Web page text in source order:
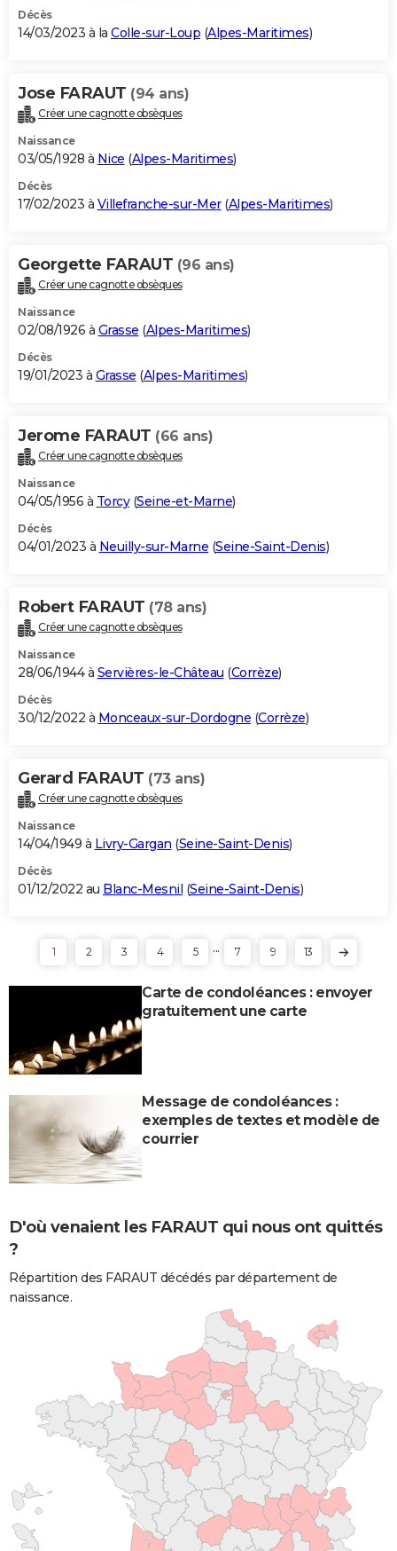
Décès
14/03/2023 à la Colle-sur-Loup (Alpes-Maritimes)
Jose FARAUT (94 ans)
Créer une cagnotte obsèques
Naissance
03/05/1928 à Nice (Alpes-Maritimes)
Décès
17/02/2023 à Villefranche-sur-Mer(Alpes-Maritimes)
Georgette FARAUT (96 ans)
Créer une cagnotte obsèques
Naissance
02/08/1926 à Grasse (Alpes-Maritimes)
Décès
19/01/2023 à Grasse (Alpes-Maritimes)
Jerome FARAUT (66 ans)
Créer une cagnotte obsèques
Naissance
04/05/1956 à Torcy(Seine-et-Marne)
Décès
04/01/2023 à Neuilly-sur-Marne (Seine-Saint-Denis)
Robert FARAUT (78 ans)
Créer une cagnotte obsèques
Naissance
28/06/1944 à Servières-le-Château (Corrèze)
Décès
30/12/2022 à Monceaux-sur-Dordogne (Corrèze)
Gerard FARAUT (73 ans)
Créer une cagnotte obsèques
Naissance
14/04/1949 à Livry-Gargan (Seine-Saint-Denis)
Décès
01/12/2022 au Blanc-Mesnil (Seine-Saint-Denis)
1 2 3 4 5 ... 7 9 13
Carte de condoléances : envoyer
gratuitement une carte
Message de condoléances :
exemples de textes et modèle de
courrier
D'où venaient les FARAUT qui nous ont quittés
?
Répartition des FARAUT décédés par département de
naissance.